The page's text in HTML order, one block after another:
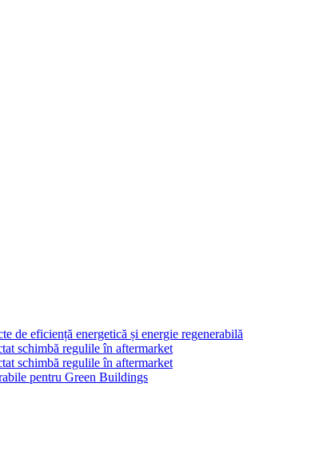
de eficiență energetică și energie regenerabilă
schimbă regulile în aftermarket
schimbă regulile în aftermarket
pentru Green Buildings